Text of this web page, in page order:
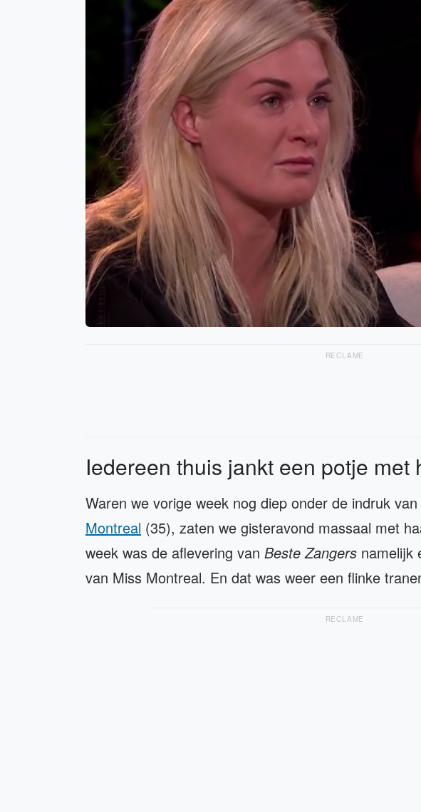
RECLAME
Iedereen thuis jankt een potje met
Waren we vorige week nog diep onder de indruk van
Montreal (35), zaten we gisteravond massaal met
week was de aflevering van Beste Zangers namelijk
van Miss Montreal. En dat was weer een flinke
RECLAME